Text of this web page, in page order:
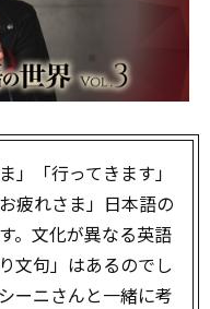
」「行ってきます」
疲れさま」――日本語の
。文化が異なる英語
文句」はあるのでし
ーニさんと一緒に考